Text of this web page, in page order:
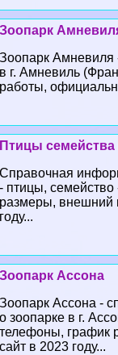
Зоопарк
Зоопарк Амневиля
в г. Амневиль
работы,
Птицы семейства
Справочная
- птицы, семейство
размеры, внешний
году...
Зоопарк Ассона
Зоопарк Ассона -
о зоопарке в г.
телефоны, график
сайт в 2023 году...